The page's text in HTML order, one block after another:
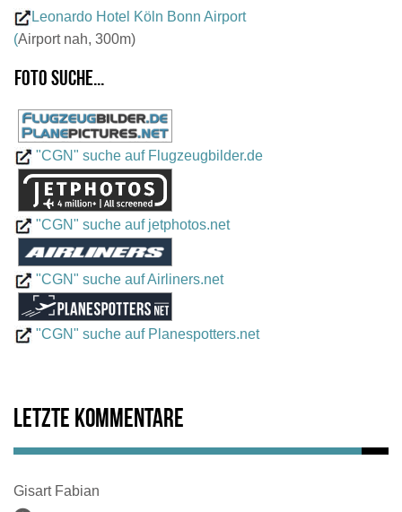
Leonardo Hotel Köln Bonn Airport
(Airport nah, 300m)
Foto suche...
"CGN" suche auf Flugzeugbilder.de
"CGN" suche auf jetphotos.net
"CGN" suche auf Airliners.net
"CGN" suche auf Planespotters.net
Letzte Kommentare
Gisart Fabian